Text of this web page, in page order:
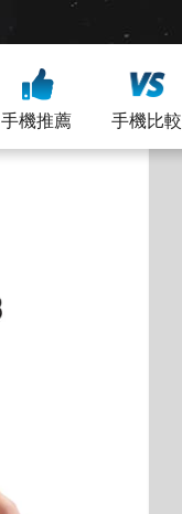
手機推薦 手機比較